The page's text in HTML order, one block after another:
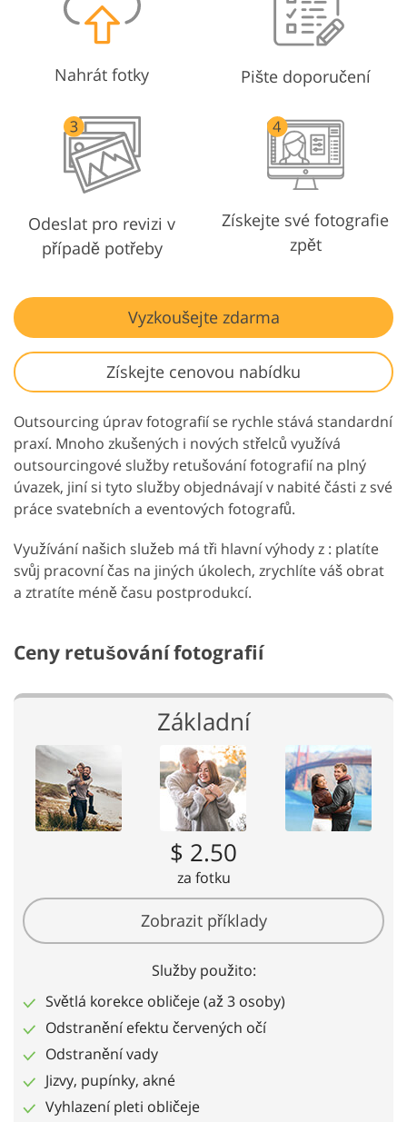
Nahrát fotky Pište doporučení
Odeslat pro revizi v
případě potřeby
Získejte své fotografie
zpět
Vyzkoušejte zdarma
Získejte cenovou nabídku
Outsourcing úprav fotografií se rychle stává standardní
praxí. Mnoho zkušených i nových střelců využívá
outsourcingové služby retušování fotografií na plný
úvazek, jiní si tyto služby objednávají v nabité části z své
práce svatebních a eventových fotografů.
Využívání našich služeb má tři hlavní výhody z : platíte
svůj pracovní čas na jiných úkolech, zrychlíte váš obrat
a ztratíte méně času postprodukcí.
Ceny retušování fotografií
Základní
$ 2.50
za fotku
Zobrazit příklady
Služby použito:
Světlá korekce obličeje (až 3 osoby)
Odstranění efektu červených očí
Odstranění vady
Jizvy, pupínky, akné
Vyhlazení pleti obličeje